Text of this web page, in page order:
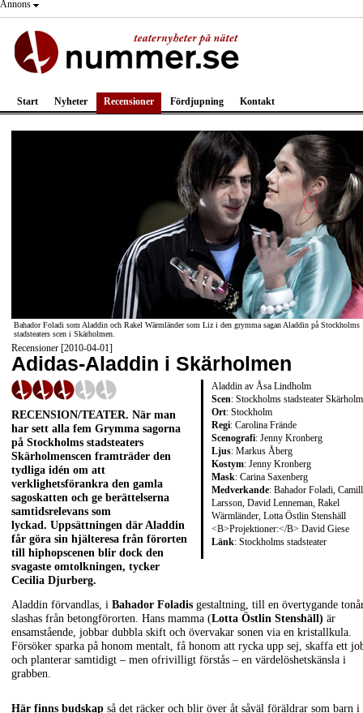
Annons
Start Nyheter Recensioner Fördjupning Kontakt
Bahador Foladi som Aladdin och Rakel Wärmländer som Liz i den grymma sagan Aladdin på Stockholms
stadsteaters scen i Skärholmen.
Recensioner [2010-04-01]
Adidas-Aladdin i Skärholmen
Aladdin av Åsa Lindholm
Scen: Stockholms stadsteater
Ort: Stockholm
Regi: Carolina Frände
Scenografi: Jenny Kronberg
Ljus: Markus Åberg
Kostym: Jenny Kronberg
Mask: Carina Saxenberg
Medverkande: Bahador Foladi,
Larsson, David Lenneman, Rakel
Wärmländer, Lotta Östlin Stenshäll
<B>Projektioner:</B> David Giese
Länk: Stockholms stadsteater
RECENSION/TEATER. När man
har sett alla fem Grymma sagorna
på Stockholms stadsteaters
Skärholmenscen framträder den
tydliga idén om att
verklighetsförankra den gamla
sagoskatten och ge berättelserna
samtidsrelevans som
lyckad. Uppsättningen där Aladdin
får göra sin hjälteresa från förorten
till hiphopscenen blir dock den
svagaste omtolkningen, tycker
Cecilia Djurberg.
Aladdin förvandlas, i Bahador Foladis gestaltning, till en övertygande
slashas från betongförorten. Hans mamma (Lotta Östlin Stenshäll) är
ensamstående, jobbar dubbla skift och övervakar sonen via en kristallkula.
Försöker sparka på honom mentalt, få honom att rycka upp sej, skaffa ett
och planterar samtidigt – men ofrivilligt förstås – en värdelöshetskänsla i
grabben.
Här finns budskap så det räcker och blir över åt såväl föräldrar som barn i